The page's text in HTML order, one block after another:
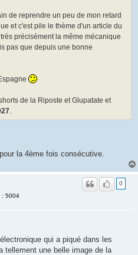
de reprendre un peu de mon retard
et c'est pile le thème d'un article du
précisément la même mécanique
pas que depuis une bonne
de la Riposte et Glupatate et
.
la 4ème fois consécutive.
: 5004
0
qui a piqué dans les
tellement une belle image de la